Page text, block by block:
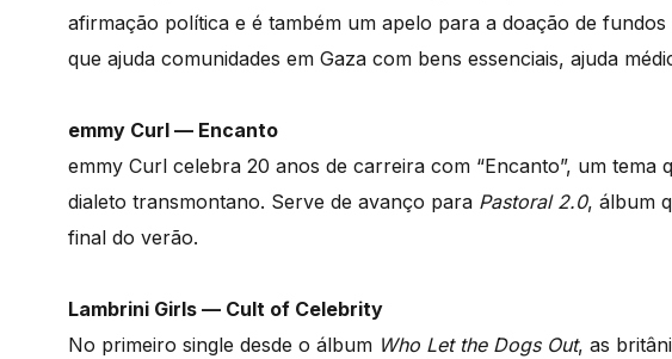
afirmação política e é também um apelo para a doação de
que ajuda comunidades em Gaza com bens essenciais, ajuda
emmy Curl — Encanto
emmy Curl celebra 20 anos de carreira com “Encanto”, um tema
dialeto transmontano. Serve de avanço para Pastoral 2.0, álbum
final do verão.
Lambrini Girls — Cult of Celebrity
No primeiro single desde o álbum Who Let the Dogs Out, as